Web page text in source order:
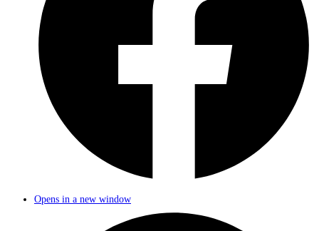
Opens in a new window